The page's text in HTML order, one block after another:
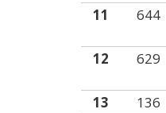
11 644
12 629
13 136